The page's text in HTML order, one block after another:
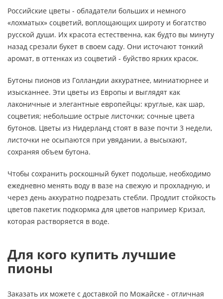
Российские цветы - обладатели больших и немного
«лохматых» соцветий, воплощающих широту и богатство
русской души. Их красота естественна, как будто вы минуту
назад срезали букет в своем саду. Они источают тонкий
аромат, в оттенках из соцветий - буйство ярких красок.
Бутоны пионов из Голландии аккуратнее, миниатюрнее и
изысканнее. Эти цветы из Европы и выглядят как
лаконичные и элегантные европейцы: круглые, как шар,
соцветия; небольшие острые листочки; сочные цвета
бутонов. Цветы из Нидерланд стоят в вазе почти 3 недели,
листочки не осыпаются при увядании, а высыхают,
сохраняя объем бутона.
Чтобы сохранить роскошный букет подольше, необходимо
ежедневно менять воду в вазе на свежую и прохладную, и
через день аккуратно подрезать стебли. Продлит стойкость
цветов пакетик подкормка для цветов например Кризал,
которая растворяется в воде.
Для кого купить лучшие
пионы
Заказать их можете с доставкой по Можайске - отличная